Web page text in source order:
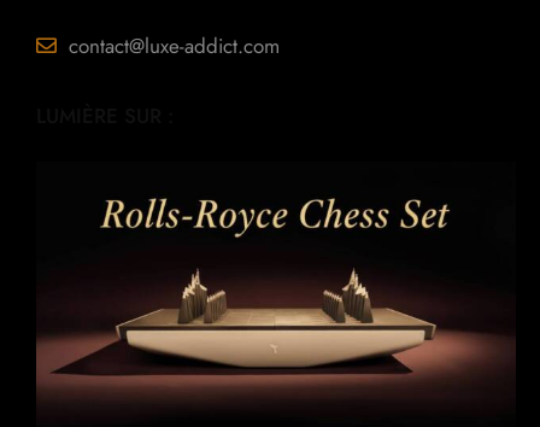
contact@luxe-addict.com